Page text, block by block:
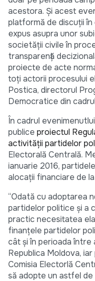
acestora. Şi acest
platformă de discuții
expus asupra unor
societăţii civile în
transparență
proiecte de acte
toți actorii procesului
Postica, directorul
Democratice din
În cadrul
publice proiectul
activității partidelor
Electorală Centrală.
ianuarie 2016,
alocații financiare de
“Odată cu adoptarea
partidelor politice și a
practic necesitatea
finanțele partidelor
cât și în perioada
Republica Moldova,
Comisia Electorlă
să adopte un astfel